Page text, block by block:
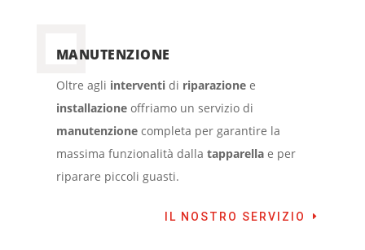
MANUTENZIONE
Oltre agli interventidi riparazionee
installazioneoffriamo un servizio di
manutenzionecompleta per garantire la
massima funzionalità dalla tapparellae per
riparare piccoli guasti.
IL NOSTRO SERVIZIO